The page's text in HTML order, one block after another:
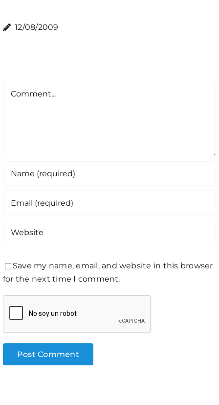
12/08/2009
Comment
Save my name, email, and website in this browser
for the next time I comment.